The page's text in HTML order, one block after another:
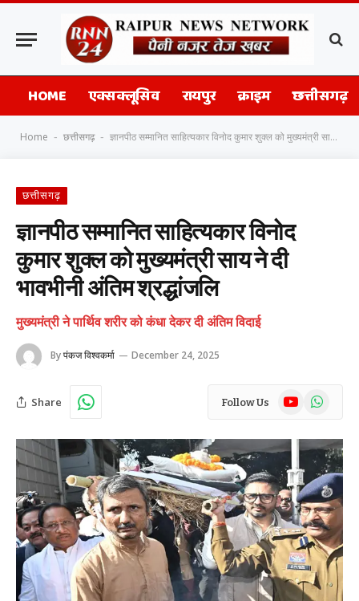
HOME एक्सक्लूसिव रायपुर क्राइम छत्तीसगढ़
Home - छत्तीसगढ़ - ज्ञानपीठ सम्मानित साहित्यकार विनोद कुमार शुक्ल को मुख्यमंत्री साय ने दी भावभीनी अंतिम श्रद्धांजलि
छत्तीसगढ़
ज्ञानपीठ सम्मानित साहित्यकार विनोद
कुमार शुक्ल को मुख्यमंत्री साय ने दी
भावभीनी अंतिम श्रद्धांजलि
मुख्यमंत्री ने पार्थिव शरीर को कंधा देकर दी अंतिम विदाई
Byपंकज विश्वकर्मा December 24, 2025
Share Follow Us YouTubeWhatsApp